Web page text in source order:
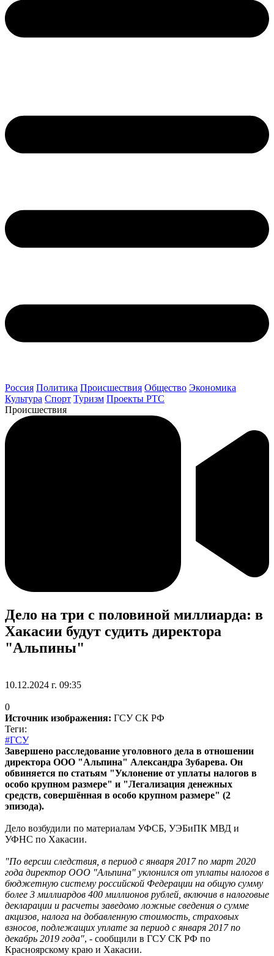
Россия Политика Происшествия Общество Экономика
Культура Спорт Туризм Проекты РТС
Происшествия
Дело на три с половиной миллиарда: в
Хакасии будут судить директора
"Альпины"
10.12.2024 г. 09:35
0
Источник изображения: ГСУ СК РФ
Теги:
#ГСУ
Завершено расследование уголовного дела в отношении
директора ООО "Альпина" Александра Зубарева. Он
обвиняется по статьям "Уклонение от уплаты налогов в
особо крупном размере" и "Легализация денежных
средств, совершённая в особо крупном размере" (2
эпизода).
Дело возбудили по материалам УФСБ, УЭБиПК МВД и
УФНС по Хакасии.
"По версии следствия, в период с января 2017 по март 2020
года директор ООО "Альпина" уклонился от уплаты налогов в
бюджетную систему российской Федерации на общую сумму
более 3 миллиардов 400 миллионов рублей, включив в налоговые
декларации и расчеты заведомо ложные сведения о сумме
акцизов, налога на добавленную стоимость, страховых
взносов, подлежащих уплате за период с января 2017 по
декабрь 2019 года", - сообщили в ГСУ СК РФ по
Красноярскому краю и Хакасии.